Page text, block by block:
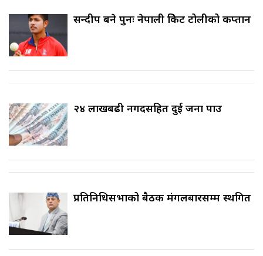
सन्दीप बने पुनः नेपाली क्रिकेट टोलीको कप्तान
२४ लाखबढी नगदसहित दुई जना पक्राउ
प्रतिनिधिसभाको बैठक मंगलबारसम्म स्थगित